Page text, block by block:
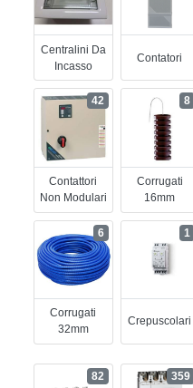
Centralini Da
Incasso
Contatori
Contattori
Non Modulari
42
Corrugati
16mm
8
Corrugati
32mm
6
Crepuscolari
1
82 359